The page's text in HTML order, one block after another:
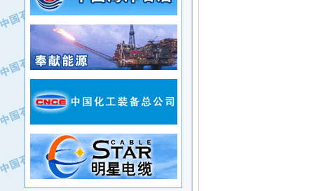
·江苏天安防雷工程有限责任公司
·山东东营胜利工业园区
·自贡五洲防腐安装有限公司
·中国石化茂名石化分公司
·上海山武控制仪表有限公司
·上海赛科石油化工有限责任公司
·河北卓唯钢管制造有限公司
·上海高桥石化
·中国石化扬子石油化工股份有限公司
·中国石化上海石油化工股份有限公司
·中国石油长庆油田分公司
·中国石油宁夏石化分公司
·山东墨龙石油机械股份有限公司